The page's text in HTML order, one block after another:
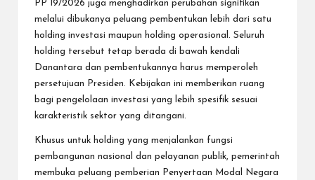
PP 19/2026 juga menghadirkan perubahan signifikan
melalui dibukanya peluang pembentukan lebih dari satu
holding investasi maupun holding operasional. Seluruh
holding tersebut tetap berada di bawah kendali
Danantara dan pembentukannya harus memperoleh
persetujuan Presiden. Kebijakan ini memberikan ruang
bagi pengelolaan investasi yang lebih spesifik sesuai
karakteristik sektor yang ditangani.
Khusus untuk holding yang menjalankan fungsi
pembangunan nasional dan pelayanan publik, pemerintah
membuka peluang pemberian Penyertaan Modal Negara